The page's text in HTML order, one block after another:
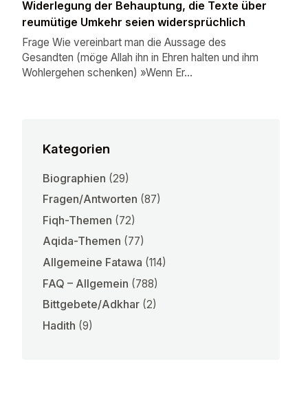
Widerlegung der Behauptung, die Texte über
reumütige Umkehr seien widersprüchlich
Frage Wie vereinbart man die Aussage des
Gesandten (möge Allah ihn in Ehren halten und ihm
Wohlergehen schenken) »Wenn Er...
Kategorien
Biographien (29)
Fragen/Antworten (87)
Fiqh-Themen (72)
Aqida-Themen (77)
Allgemeine Fatawa (114)
FAQ – Allgemein (788)
Bittgebete/Adkhar (2)
Hadith (9)